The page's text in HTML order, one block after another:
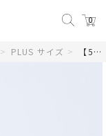
0
> PLUS サイズ > 【50size～】バックサテンジョーゼットジャケット